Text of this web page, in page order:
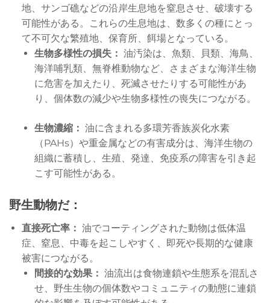
地、サンゴ礁などの沿岸生息地を窒息させ、破壊する
可能性がある。これらの生息地は、数多くの種にとっ
て不可欠な繁殖地、保育所、餌場となっている。
生物多様性の損失： 油汚染は、魚類、貝類、海鳥、
海洋哺乳類、無脊椎動物など、さまざまな海洋生物
に危害を加えたり、死滅させたりする可能性があ
り、個体数の減少や生物多様性の喪失につながる。
生物濃縮： 油に含まれる多環芳香族炭化水素
（PAHs）や重金属などの有害成分は、海洋生物の
組織に蓄積し、生殖、発達、免疫系の障害を引き起
こす可能性がある。
野生動物だ：
直接死亡率： 油でコーティングされた動物は低体温
症、窒息、中毒を起こしやすく、即死や長期的な健康
被害につながる。
間接的な効果： 油流出は食物連鎖や生態系を混乱さ
せ、野生生物の個体数やコミュニティの動態に連鎖